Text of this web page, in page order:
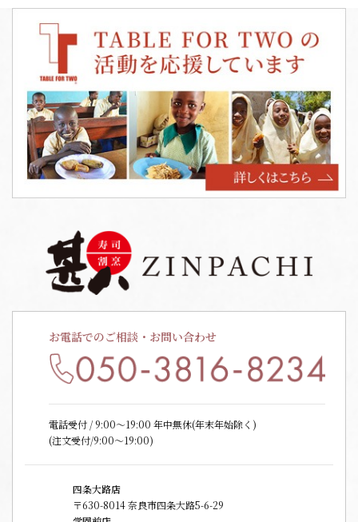
お電話でのご相談・お問い合わせ
電話受付 / 9:00〜19:00 年中無休(年末年始除く)
(注文受付/9:00～19:00)
四条大路店
〒630-8014 奈良市四条大路5-6-29